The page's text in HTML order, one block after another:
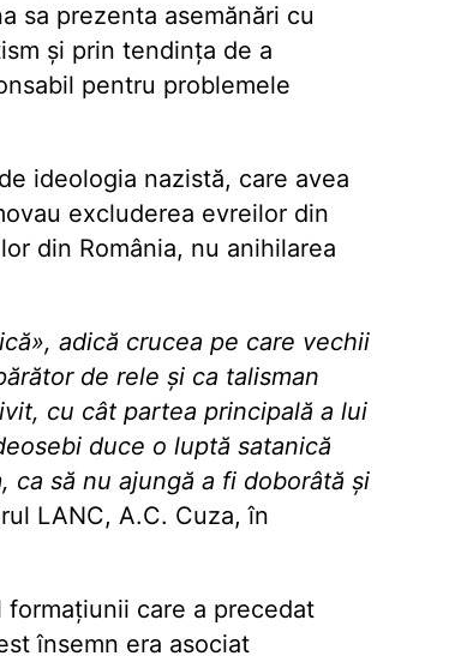
sa prezenta asemănări cu
și prin tendința de a
pentru problemele
ideologia nazistă, care avea
excluderea evreilor din
din România, nu anihilarea
adică crucea pe care vechii
de rele și ca talisman
cu cât partea principală a lui
duce o luptă satanică
ca să nu ajungă a fi doborâtă și
LANC, A.C. Cuza, în
formațiunii care a precedat
însemn era asociat